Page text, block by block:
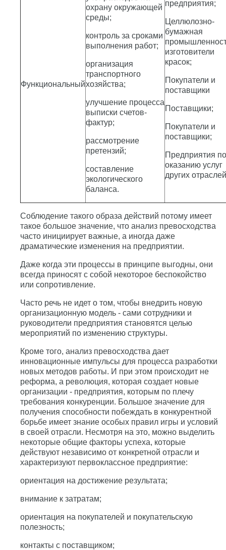
Функциональный
охрану окружающей
среды;
контроль за сроками
выполнения работ;
организация
транспортного
хозяйства;
улучшение процесса
выписки счетов-
фактур;
рассмотрение
претензий;
составление
экологического
баланса.
предприятия;
Целлюлозно-
бумажная
изготовители
красок;
Покупатели и
поставщики
Поставщики;
Покупатели и
поставщики;
Предприятия по
оказанию услуг
других
Соблюдение такого образа действий потому имеет
такое большое значение, что анализ превосходства
часто инициирует важные, а иногда даже
драматические изменения на предприятии.
Даже когда эти процессы в принципе выгодны, они
всегда приносят с собой некоторое беспокойство
или сопротивление.
Часто речь не идет о том, чтобы внедрить новую
организационную модель - сами сотрудники и
руководители предприятия становятся целью
мероприятий по изменению структуры.
Кроме того, анализ превосходства дает
инновационные импульсы для процесса разработки
новых методов работы. И при этом происходит не
реформа, а революция, которая создает новые
организации - предприятия, которым по плечу
требования конкуренции. Большое значение для
получения способности побеждать в конкурентной
борьбе имеет знание особых правил игры и условий
в своей отрасли. Несмотря на это, можно выделить
некоторые общие факторы успеха, которые
действуют независимо от конкретной отрасли и
характеризуют первоклассное предприятие:
ориентация на достижение результата;
внимание к затратам;
ориентация на покупателей и покупательскую
полезность;
контакты с поставщиком;